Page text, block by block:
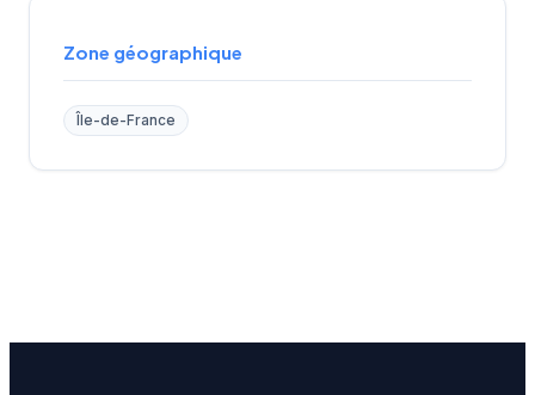
Zone géographique
Île-de-France